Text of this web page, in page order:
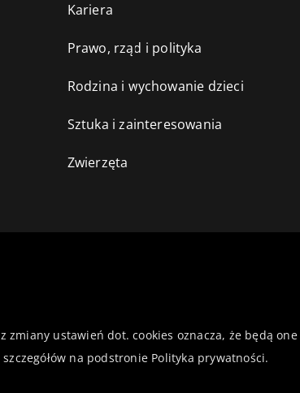
Kariera
Prawo, rząd i polityka
Rodzina i wychowanie dzieci
Sztuka i zainteresowania
Zwierzęta
ustawień dot. cookies oznacza, że będą
na podstronie Polityka prywatności.